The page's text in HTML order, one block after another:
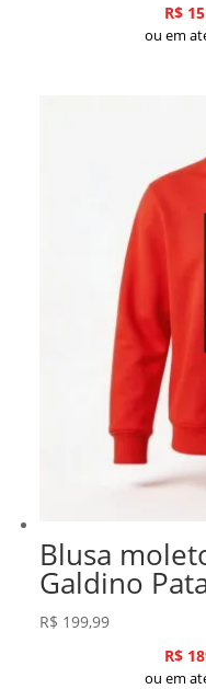
R$
ou em
Blusa
Galdino
R$ 199,99
R$
ou em